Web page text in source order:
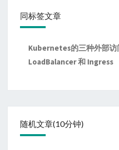
同标签文章
Kubernetes的三种外部访
LoadBalancer 和 Ingress
随机文章(10分钟)